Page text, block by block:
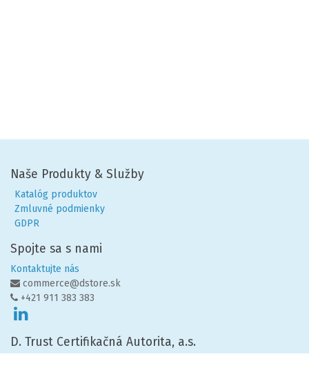
Naše Produkty & Služby
Katalóg produktov
Zmluvné podmienky
GDPR
Spojte sa s nami
Kontaktujte nás
commerce@dstore.sk
+421 911 383 383
D. Trust Certifikačná Autorita, a.s.